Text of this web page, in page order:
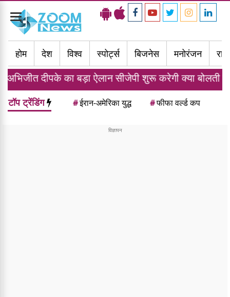
Toggle
navigation
होम
देश विश्व स्पोर्ट्स बिजनेस मनोरंजन
बड़ा ऐलान सीजेपी शुरू करेगी क्या बोलती पब्लिक अभियान
टॉप ट्रेंडिंग #ईरान-अमेरिका युद्ध #फीफा वर्ल्ड कप